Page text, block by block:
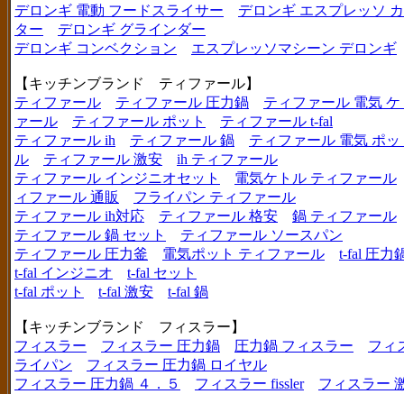
デロンギ 電動 フードスライサー
デロンギ エスプレッソ
ター
デロンギ グラインダー
デロンギ コンベクション
エスプレッソマシーン デロンギ
【キッチンブランド ティファール】
ティファール
ティファール 圧力鍋
ティファール 電気 ケ
ァール
ティファール ポット
ティファール t-fal
ティファール ih
ティファール 鍋
ティファール 電気 ポッ
ル
ティファール 激安
ih ティファール
ティファール インジニオセット
電気ケトル ティファール
ィファール 通販
フライパン ティファール
ティファール ih対応
ティファール 格安
鍋 ティファール
ティファール 鍋 セット
ティファール ソースパン
ティファール 圧力釜
電気ポット ティファール
t-fal 圧力
t-fal インジニオ
t-fal セット
t-fal ポット
t-fal 激安 t-fal 鍋
【キッチンブランド フィスラー】
フィスラー
フィスラー 圧力鍋 圧力鍋 フィスラー
フィ
ライパン
フィスラー 圧力鍋 ロイヤル
フィスラー 圧力鍋 ４．５
フィスラー fissler
フィスラー